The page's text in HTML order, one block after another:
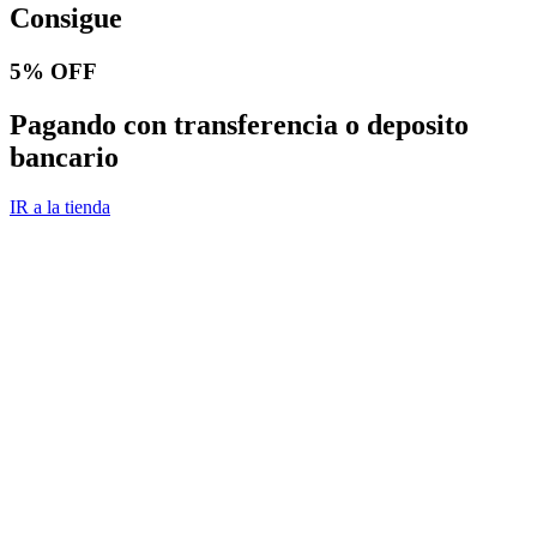
Consigue
5% OFF
Pagando con transferencia o deposito
bancario
IR a la tienda